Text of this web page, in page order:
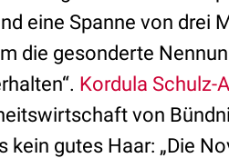
eine Spanne von drei
die gesonderte
Kordula Schulz-
von
kein gutes Haar: „Die